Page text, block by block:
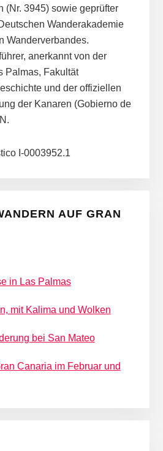
(Nr. 3945) sowie geprüfter
Wanderakademie
Wanderverbandes.
anerkannt von der
Palmas, Fakultät
und der offiziellen
der Kanaren (Gobierno de
I-0003952.1
AUF GRAN
in Las Palmas
mit Kalima und Wolken
bei San Mateo
Canaria im Februar und